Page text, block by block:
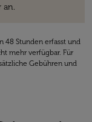
an.
48 Stunden erfasst und
mehr verfügbar. Für
Gebühren und